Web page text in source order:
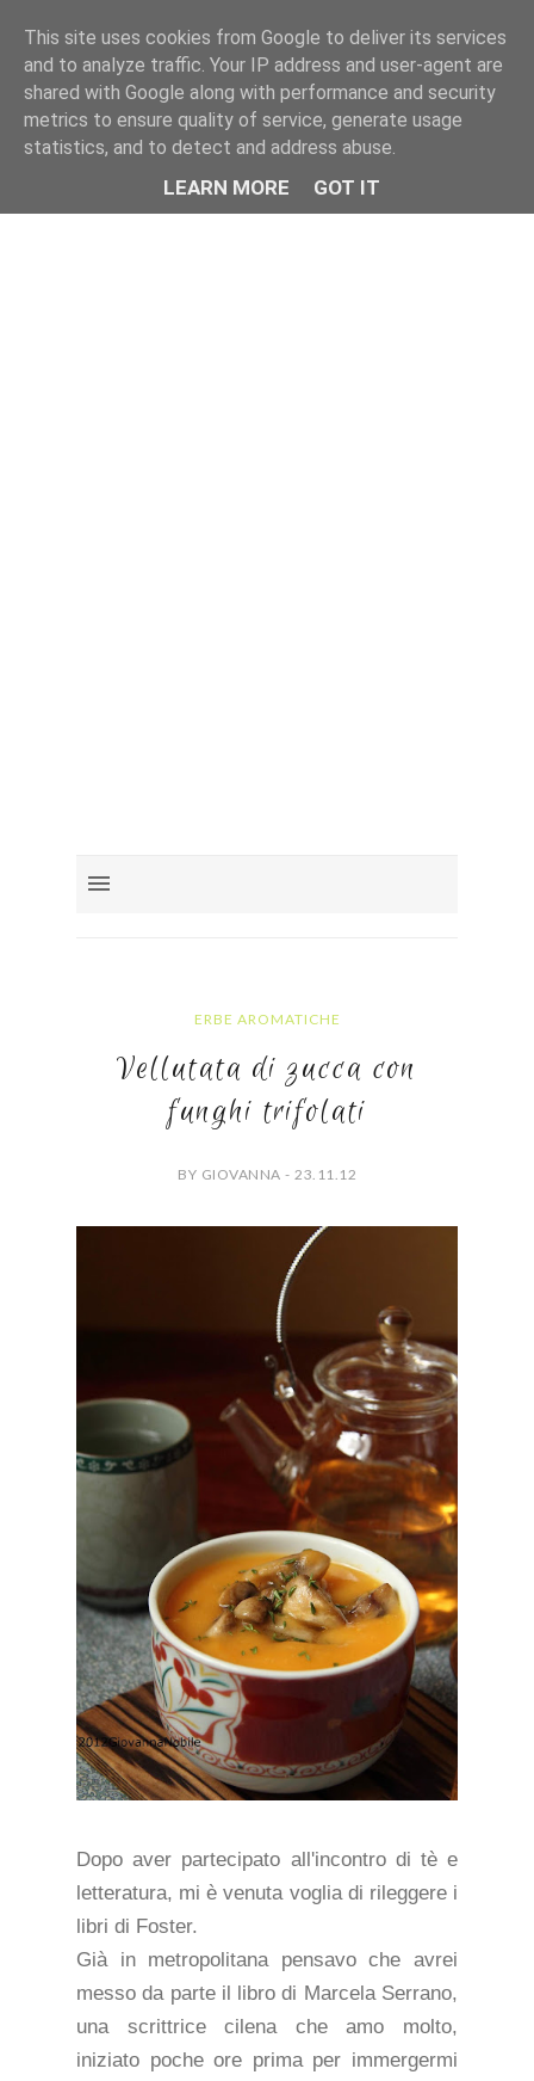
ERBE AROMATICHE
Vellutata di zucca con
funghi trifolati
BY GIOVANNA - 23.11.12
Dopo aver partecipato all'incontro di tè e
letteratura, mi è venuta voglia di rileggere i
libri di Foster.
Già in metropolitana pensavo che avrei
messo da parte il libro di Marcela Serrano,
una scrittrice cilena che amo molto,
iniziato poche ore prima per immergermi
This site uses cookies from Google to deliver its services
and to analyze traffic. Your IP address and user-agent are
shared with Google along with performance and security
metrics to ensure quality of service, generate usage
statistics, and to detect and address abuse.
LEARN MORE GOT IT